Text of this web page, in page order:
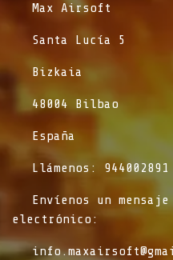
​Max Airsoft
​Santa Lucía 5
​Bizkaia
​48004 Bilbao
​España
​Llámenos: 944002891
​Envíenos un
electrónico: